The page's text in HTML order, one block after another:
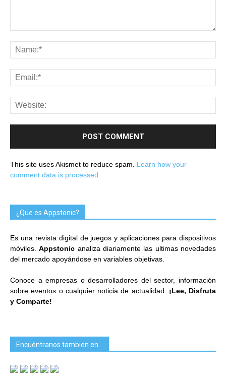
This site uses Akismet to reduce spam. Learn how your
comment data is processed.
¿Que es Appstonic?
Es una revista digital de juegos y aplicaciones para dispositivos
móviles.Appstonic analiza diariamente las ultimas novedades
del mercado apoyándose en variables objetivas.
Conoce a empresas o desarrolladores del sector, información
sobre eventos o cualquier noticia de actualidad. ¡Lee, Disfruta
y Comparte!
Encuéntranos tambien en…